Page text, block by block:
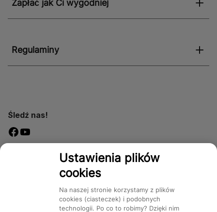
Zapłać jak Ci wygodniej
Regulaminy
Śledź nas!
DostępnośćUstawienia plików
cookies
Na naszej stronie korzystamy z plików
cookies (ciasteczek) i podobnych
technologii. Po co to robimy? Dzięki nim